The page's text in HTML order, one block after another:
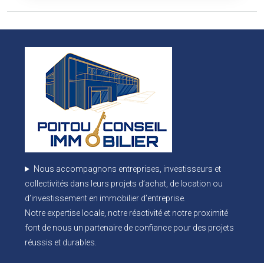
Nous accompagnons entreprises, investisseurs et
collectivités dans leurs projets d’achat, de location ou
d’investissement en immobilier d’entreprise.
Notre expertise locale, notre réactivité et notre proximité
font de nous un partenaire de confiance pour des projets
réussis et durables.